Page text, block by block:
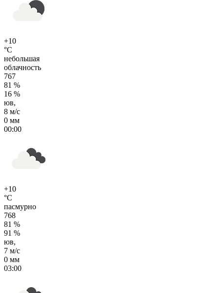
+10
°C
небольшая
облачность
767
81 %
16 %
юв,
8 м/с
0 мм
00:00
+10
°C
пасмурно
768
81 %
91 %
юв,
7 м/с
0 мм
03:00